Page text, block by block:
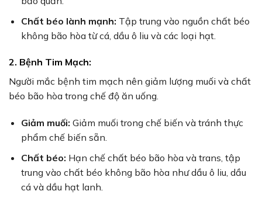
Chất béo lành mạnh: Tập trung vào nguồn chất béo
không bão hòa từ cá, dầu ô liu và các loại hạt.
2. Bệnh Tim Mạch:
Người mắc bệnh tim mạch nên giảm lượng muối và chất
béo bão hòa trong chế độ ăn uống.
Giảm muối: Giảm muối trong chế biến và tránh thực
phẩm chế biến sẵn.
Chất béo: Hạn chế chất béo bão hòa và trans, tập
trung vào chất béo không bão hòa như dầu ô liu, dầu
cá và dầu hạt lanh.